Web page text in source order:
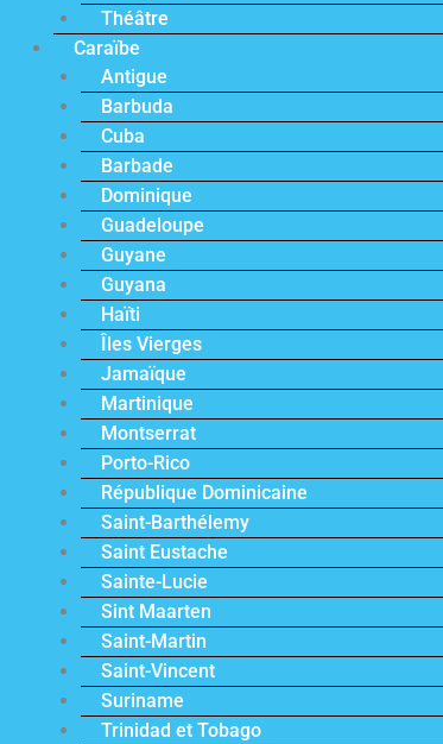
Théâtre
Caraïbe
Antigue
Barbuda
Cuba
Barbade
Dominique
Guadeloupe
Guyane
Guyana
Haïti
Îles Vierges
Jamaïque
Martinique
Montserrat
Porto-Rico
République Dominicaine
Saint-Barthélemy
Saint Eustache
Sainte-Lucie
Sint Maarten
Saint-Martin
Saint-Vincent
Suriname
Trinidad et Tobago